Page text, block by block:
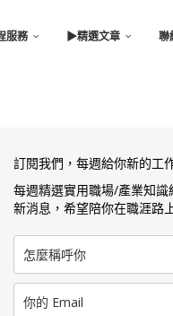
服務 ▶︎精選文章 聯
訂閱我們，每週給你新的工
每週精選實用職場/產業知
新消息，希望陪你在職涯路